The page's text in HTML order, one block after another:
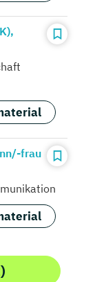
frau